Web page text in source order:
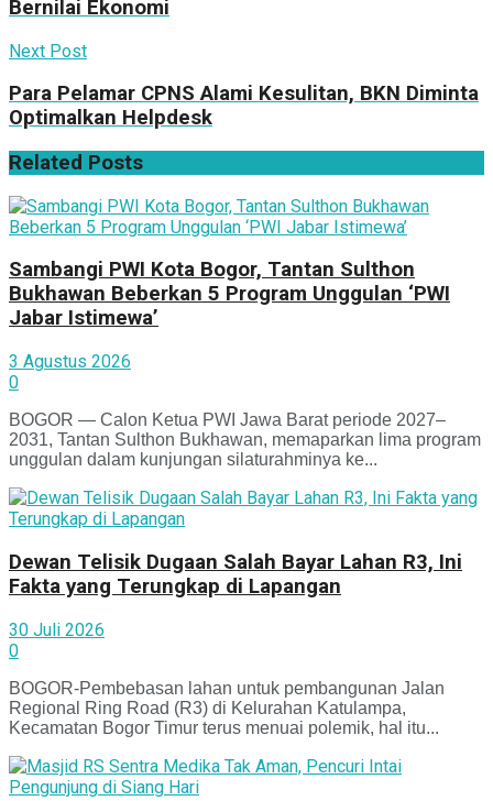
Bernilai Ekonomi
Next Post
Para Pelamar CPNS Alami Kesulitan, BKN Diminta
Optimalkan Helpdesk
Related Posts
Sambangi PWI Kota Bogor, Tantan Sulthon
Bukhawan Beberkan 5 Program Unggulan ‘PWI
Jabar Istimewa’
3 Agustus 2026
0
BOGOR — Calon Ketua PWI Jawa Barat periode 2027–
2031, Tantan Sulthon Bukhawan, memaparkan lima program
unggulan dalam kunjungan silaturahminya ke...
Dewan Telisik Dugaan Salah Bayar Lahan R3, Ini
Fakta yang Terungkap di Lapangan
30 Juli 2026
0
BOGOR-Pembebasan lahan untuk pembangunan Jalan
Regional Ring Road (R3) di Kelurahan Katulampa,
Kecamatan Bogor Timur terus menuai polemik, hal itu...